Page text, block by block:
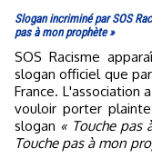
Slogan incriminé par SOS
pas à mon prophète »
SOS Racisme apparaît plus préoccupé par l'usage de son
slogan officiel que
France. L'association
vouloir porter
slogan « Touche pas
Touche pas à mon